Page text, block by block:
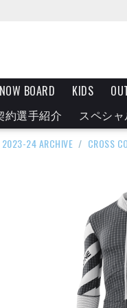
BOARD KIDS
約選手紹介 スペシ
2023-24 ARCHIVE / CROSS